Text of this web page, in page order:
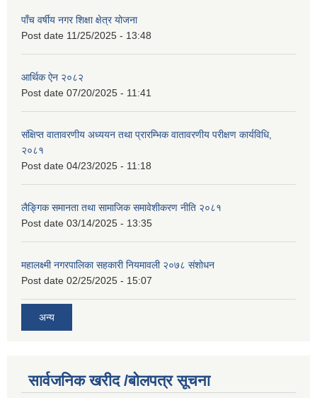
पाँच वर्षीय नगर शिक्षा क्षेत्र योजना
Post date 11/25/2025 - 13:48
आर्थिक ऐन २०८२
Post date 07/20/2025 - 11:41
संक्षिप्त वातावरणीय अध्ययन तथा प्रारम्भिक वातावरणीय परीक्षण कार्यविधि,
२०८१
Post date 04/23/2025 - 11:18
लैङ्गिक समानता तथा सामाजिक समावेशीकरण नीति २०८१
Post date 03/14/2025 - 13:35
महालक्ष्मी नगरपालिका सहकारी नियमावली २०७८ संशोधन
Post date 02/25/2025 - 15:07
अन्य
सार्वजनिक खरीद /बोलपत्र सूचना